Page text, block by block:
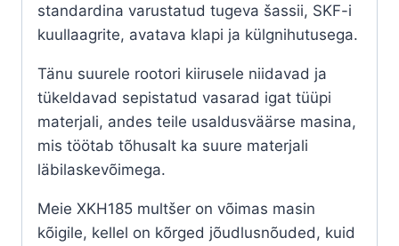
standardina varustatud tugeva šassii, SKF-i
kuullaagrite, avatava klapi ja külgnihutusega.
Tänu suurele rootori kiirusele niidavad ja
tükeldavad sepistatud vasarad igat tüüpi
materjali, andes teile usaldusväärse masina,
mis töötab tõhusalt ka suure materjali
läbilaskevõimega.
Meie XKH185 multšer on võimas masin
kõigile, kellel on kõrged jõudlusnõuded, kuid